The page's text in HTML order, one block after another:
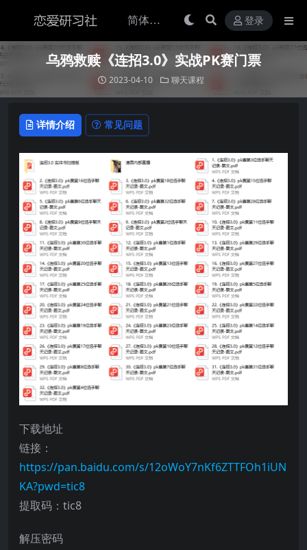
登录
乌鸦救赎《连招3.0》实战PK赛门票
2023-04-10 聊天课程
详情介绍 常见问题
下载地址
链接：
https://pan.baidu.com/s/12oWoY7nKf6ZTTFOh1iUN
KA?pwd=tic8
提取码：tic8
解压密码